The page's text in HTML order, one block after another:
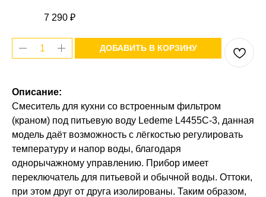
7 290 ₽
ДОБАВИТЬ В КОРЗИНУ
Описание:
Смеситель для кухни со встроенным фильтром
(краном) под питьевую воду Ledeme L4455C-3, данная
модель даёт возможность с лёгкостью регулировать
температуру и напор воды, благодаря
однорычажному управлению. Прибор имеет
переключатель для питьевой и обычной воды. Оттоки,
при этом друг от друга изолированы. Таким образом,